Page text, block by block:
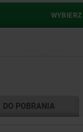
DO POBRANIA